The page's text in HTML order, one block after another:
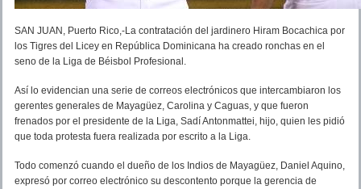
SAN JUAN, Puerto Rico,-La contratación del jardinero Hiram Bocachica por
los Tigres del Licey en República Dominicana ha creado ronchas en el
seno de la Liga de Béisbol Profesional.
Así lo evidencian una serie de correos electrónicos que intercambiaron los
gerentes generales de Mayagüez, Carolina y Caguas, y que fueron
frenados por el presidente de la Liga, Sadí Antonmattei, hijo, quien les pidió
que toda protesta fuera realizada por escrito a la Liga.
Todo comenzó cuando el dueño de los Indios de Mayagüez, Daniel Aquino,
expresó por correo electrónico su descontento porque la gerencia de